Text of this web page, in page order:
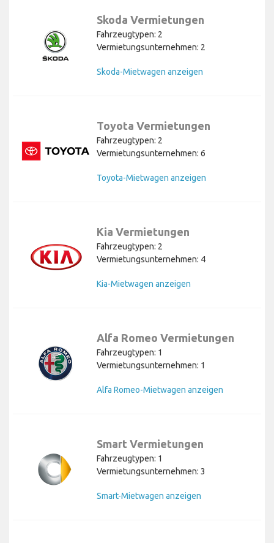
Skoda Vermietungen
Fahrzeugtypen: 2
Vermietungsunternehmen: 2
Skoda-Mietwagen anzeigen
Toyota Vermietungen
Fahrzeugtypen: 2
Vermietungsunternehmen: 6
Toyota-Mietwagen anzeigen
Kia Vermietungen
Fahrzeugtypen: 2
Vermietungsunternehmen: 4
Kia-Mietwagen anzeigen
Alfa Romeo Vermietungen
Fahrzeugtypen: 1
Vermietungsunternehmen: 1
Alfa Romeo-Mietwagen anzeigen
Smart Vermietungen
Fahrzeugtypen: 1
Vermietungsunternehmen: 3
Smart-Mietwagen anzeigen